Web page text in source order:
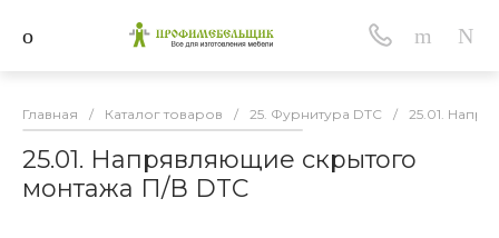
Главная / Каталог товаров / 25. Фурнитура DTC / 25.01.
25.01. Напрявляющие скрытого
монтажа П/В DTC